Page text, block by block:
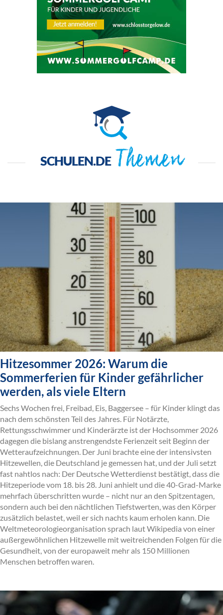
SCHULEN.DE Themen
Hitzesommer 2026: Warum die
Sommerferien für Kinder gefährlicher
werden, als viele Eltern
Sechs Wochen frei, Freibad, Eis, Baggersee – für Kinder klingt das
nach dem schönsten Teil des Jahres. Für Notärzte,
Rettungsschwimmer und Kinderärzte ist der Hochsommer 2026
dagegen die bislang anstrengendste Ferienzeit seit Beginn der
Wetteraufzeichnungen. Der Juni brachte eine der intensivsten
Hitzewellen, die Deutschland je gemessen hat, und der Juli setzt
fast nahtlos nach: Der Deutsche Wetterdienst bestätigt, dass die
Hitzeperiode vom 18. bis 28. Juni anhielt und die 40-Grad-Marke
mehrfach überschritten wurde – nicht nur an den Spitzentagen,
sondern auch bei den nächtlichen Tiefstwerten, was den Körper
zusätzlich belastet, weil er sich nachts kaum erholen kann. Die
Weltmeteorologieorganisation sprach laut Wikipedia von einer
außergewöhnlichen Hitzewelle mit weitreichenden Folgen für die
Gesundheit, von der europaweit mehr als 150 Millionen
Menschen betroffen waren.